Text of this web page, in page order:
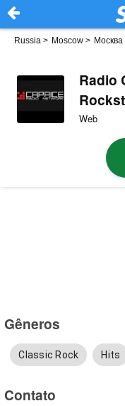
Russia > Moscow >
Radio
Web
Gêneros
Classic Rock Hits
Contato